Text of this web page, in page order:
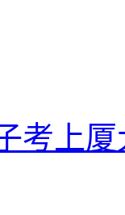
考上